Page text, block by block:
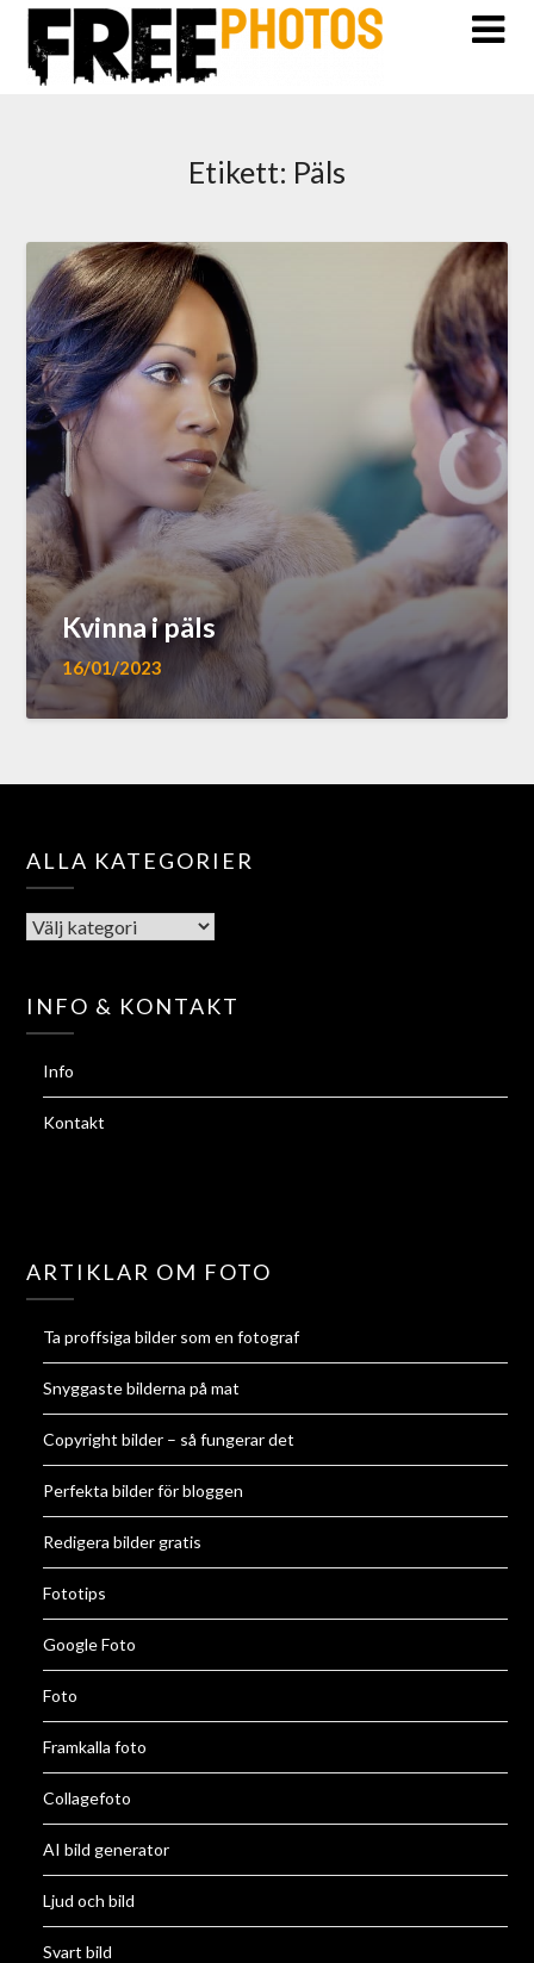
Etikett: Päls
Kvinna i päls
16/01/2023
ALLA KATEGORIER
INFO & KONTAKT
Info
Kontakt
ARTIKLAR OM FOTO
Ta proffsiga bilder som en fotograf
Snyggaste bilderna på mat
Copyright bilder – så fungerar det
Perfekta bilder för bloggen
Redigera bilder gratis
Fototips
Google Foto
Foto
Framkalla foto
Collagefoto
AI bild generator
Ljud och bild
Svart bild